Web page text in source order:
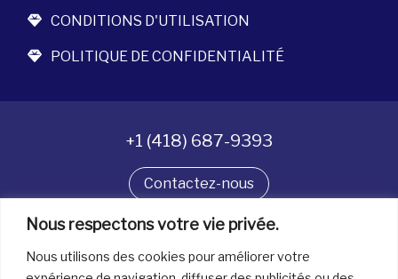
Nous respectons votre vie privée.
Nous utilisons des cookies pour améliorer votre
CONDITIONS D'UTILISATION
POLITIQUE DE CONFIDENTIALITÉ
+1 (418) 687-9393
Contactez-nous
Suivez-nous